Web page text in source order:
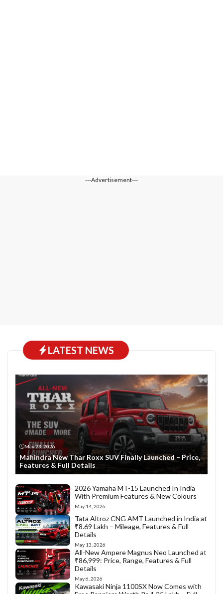
---Advertisement---
LATEST NEWS
May 23, 2026
Mahindra New Thar Roxx SUV Finally Launched – Price,
Features & Full Details
2026 Yamaha MT-15 Launched In India
With Premium Features & New Colours
May 14, 2026
Tata Altroz CNG AMT Launched in India at
₹8.69 Lakh – Mileage, Features & Full
Details
May 13, 2026
All-New Ampere Magnus Neo Launched at
₹86,999: Price, Range, Features & Full
Details
May 6, 2026
Kawasaki Ninja 1100SX Now Comes with